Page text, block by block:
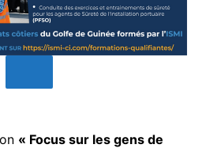
« Focus sur les gens de